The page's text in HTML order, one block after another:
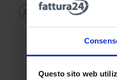
Questo sito web
B C D E